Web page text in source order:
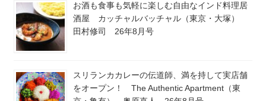
お酒も食事も気軽に楽しむ自由なインド料理居
酒屋 カッチャルバッチャル（東京・大塚）
田村修司 26年8月号
スリランカカレーの伝道師、満を持して実店舗
をオープン！ The Authentic Apartment（東